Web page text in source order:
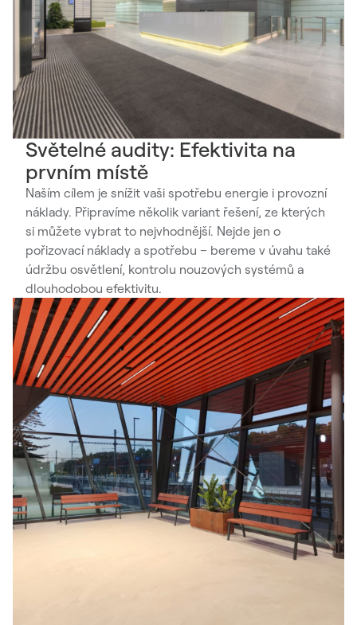
Světelné audity: Efektivita na
prvním místě
Naším cílem je snížit vaši spotřebu energie i provozní
náklady. Připravíme několik variant řešení, ze kterých
si můžete vybrat to nejvhodnější. Nejde jen o
pořizovací náklady a spotřebu – bereme v úvahu také
údržbu osvětlení, kontrolu nouzových systémů a
dlouhodobou efektivitu.